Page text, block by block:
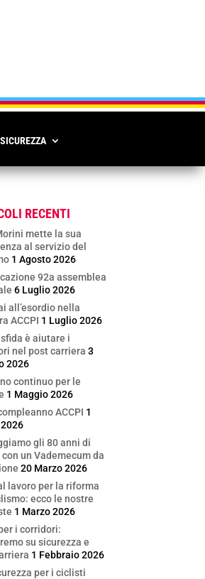
SICUREZZA
RECENTI
mette la sua
al servizio del
1 Agosto 2026
92a assemblea
6 Luglio 2026
all’esordio nella
ACCPI 1 Luglio 2026
è aiutare i
nel post carriera 3
2026
continuo per le
1 Maggio 2026
ACCPI 1
gli 80 anni di
con un Vademecum da
20 Marzo 2026
al lavoro per la riforma
ecco le nostre
1 Marzo 2026
i corridori:
su sicurezza e
1 Febbraio 2026
per i ciclisti